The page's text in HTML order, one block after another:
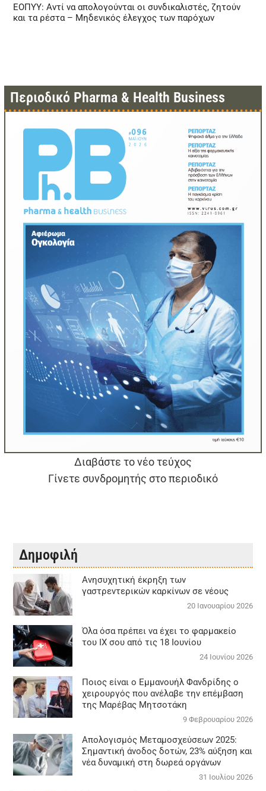
ΕΟΠΥΥ: Αντί να απολογούνται οι συνδικαλιστές, ζητούν
και τα ρέστα – Μηδενικός έλεγχος των παρόχων
Περιοδικό Pharma & Health Business
Διαβάστε το νέο τεύχος
Γίνετε συνδρομητής στο περιοδικό
Δημοφιλή
Aνησυχητική έκρηξη των
γαστρεντερικών καρκίνων σε νέους
20 Ιανουαρίου 2026
Όλα όσα πρέπει να έχει το φαρμακείο
του ΙΧ σου από τις 18 Ιουνίου
24 Ιουνίου 2026
Ποιος είναι ο Εμμανουήλ Φανδρίδης ο
χειρουργός που ανέλαβε την επέμβαση
της Μαρέβας Μητσοτάκη
9 Φεβρουαρίου 2026
Απολογισμός Μεταμοσχεύσεων 2025:
Σημαντική άνοδος δοτών, 23% αύξηση και
νέα δυναμική στη δωρεά οργάνων
31 Ιουλίου 2026